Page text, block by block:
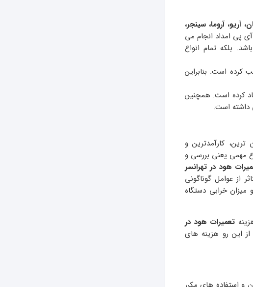
آریو، آروما، سینجر،
پی امداد انجام می
بلکه تمام انواع
کرده است. بنابراین
کرده است. همچنین
داشته است.
کارآمدترین و
مهمی یعنی بررسی و
هود در تهرانسر
از عوامل گوناگونی
خرابی دستگاه
تعمیرات هود در
این رو هزینه های